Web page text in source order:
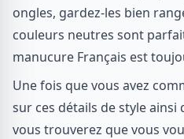
ongles, gardez-les bien
couleurs neutres sont
manucure Français est
Une fois que vous avez
sur ces détails de style ainsi
vous trouverez que vous